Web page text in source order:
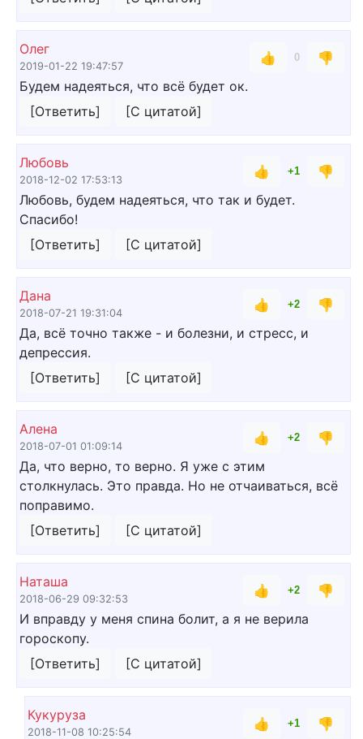
Олег
2019-01-22 19:47:57
👍 0
👎
Будем надеяться, что всё будет ок.
[Ответить]
[С цитатой]
Любовь
2018-12-02 17:53:13
👍 +1
👎
Любовь, будем надеяться, что так и будет.
Спасибо!
[Ответить]
[С цитатой]
Дана
2018-07-21 19:31:04
👍 +2
👎
Да, всё точно также - и болезни, и стресс, и
депрессия.
[Ответить]
[С цитатой]
Алена
2018-07-01 01:09:14
👍 +2
👎
Да, что верно, то верно. Я уже с этим
столкнулась. Это правда. Но не отчаиваться, всё
поправимо.
[Ответить]
[С цитатой]
Наташа
2018-06-29 09:32:53
👍 +2
👎
И вправду у меня спина болит, а я не верила
гороскопу.
[Ответить]
[С цитатой]
Кукуруза
2018-11-08 10:25:54
👍 +1
👎